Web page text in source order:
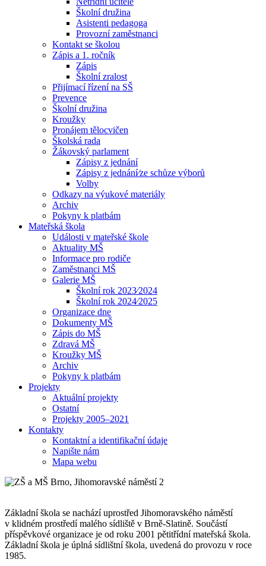
Školní družina
Asistenti pedagoga
Provozní zaměstnanci
Kontakt se školou
Zápis a 1. ročník
Zápis
Školní zralost
Přijímací řízení na SŠ
Prevence
Školní družina
Kroužky
Pronájem tělocvičen
Školská rada
Žákovský parlament
Zápisy z jednání
Zápisy z jednání⁄ze schůze výborů
Volby
Odkazy na výukové materiály
Archiv
Pokyny k platbám
Mateřská škola
Události v mateřské škole
Aktuality MŠ
Informace pro rodiče
Zaměstnanci MŠ
Galerie MŠ
Školní rok 2023⁄2024
Školní rok 2024⁄2025
Organizace dne
Dokumenty MŠ
Zápis do MŠ
Zdravá MŠ
Kroužky MŠ
Archiv
Pokyny k platbám
Projekty
Aktuální projekty
Ostatní
Projekty 2005–2021
Kontakty
Kontaktní a identifikační údaje
Napište nám
Mapa webu
Základní škola se nachází uprostřed Jihomoravského náměstí
v klidném prostředí malého sídliště v Brně-Slatině. Součástí
příspěvkové organizace je od roku 2001 pětitřídní mateřská škola.
Základní škola je úplná sídlištní škola, uvedená do provozu v roce
1985.